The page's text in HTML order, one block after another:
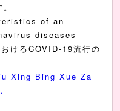
of an
diseases
けるCOVID-19流行の
Xing Bing Xue Za